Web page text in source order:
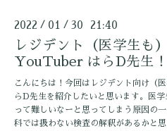
2022 / 01 / 30 21:40
レジデント（医学生も
YouTuber はらD先生！
こんにちは！今回はレジデント向け（
らD先生を紹介したいと思います。医
って難しいなーと思ってしまう原因の
科では扱わない検査の解釈があるかと